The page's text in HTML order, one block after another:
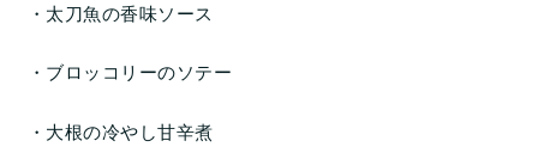
・太刀魚の香味ソース
・ブロッコリーのソテー
・大根の冷やし甘辛煮